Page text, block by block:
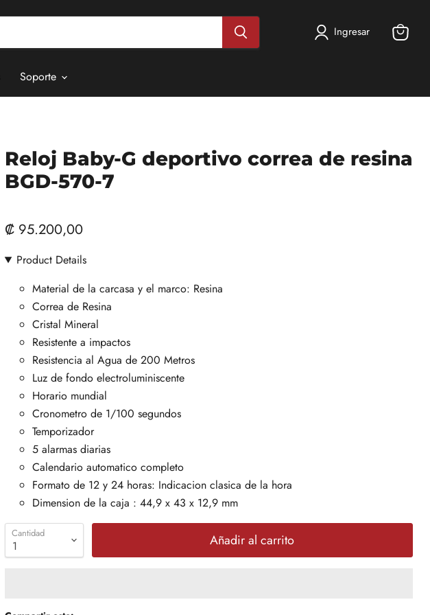
Ingresar
Ver
Soporte
Reloj Baby-G deportivo correa de resina
BGD-570-7
₡ 95.200,00
Product Details
Material de la carcasa y el marco: Resina
Correa de Resina
Cristal Mineral
Resistente a impactos
Resistencia al Agua de 200 Metros
Luz de fondo electroluminiscente
Horario mundial
Cronometro de 1/100 segundos
Temporizador
5 alarmas diarias
Calendario automatico completo
Formato de 12 y 24 horas: Indicacion clasica de la hora
Dimension de la caja : 44,9 x 43 x 12,9 mm
Cantidad Añadir al carrito